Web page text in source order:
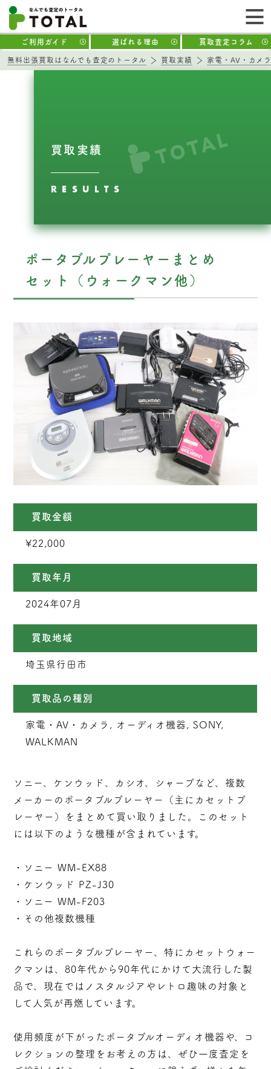
ご利用ガイド 選ばれる理由 買取査定コラム
無料出張買取はなんでも査定のトータル 買取実績 家電・AV・カメラ
買取実績
RESULTS
ポータブルプレーヤーまとめ
セット（ウォークマン他）
買取金額
¥22,000
買取年月
2024年07月
買取地域
埼玉県行田市
買取品の種別
家電・AV・カメラ, オーディオ機器, SONY,
WALKMAN
ソニー、ケンウッド、カシオ、シャープなど、複数
メーカーのポータブルプレーヤー（主にカセットプ
レーヤー）をまとめて買い取りました。このセット
には以下のような機種が含まれています。
・ソニー WM-EX88
・ケンウッド PZ-J30
・ソニー WM-F203
・その他複数機種
これらのポータブルプレーヤー、特にカセットウォー
クマンは、80年代から90年代にかけて大流行した製
品で、現在ではノスタルジアやレトロ趣味の対象と
して人気が再燃しています。
使用頻度が下がったポータブルオーディオ機器や、コ
レクションの整理をお考えの方は、ぜひ一度査定を